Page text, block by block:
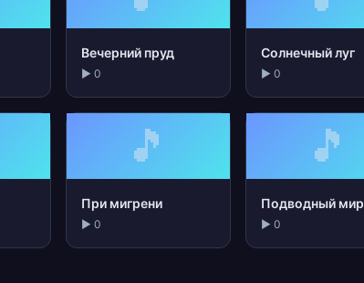
Вечерний пруд
▶ 0
Солнечный луг
▶ 0
🎵
При мигрени
▶ 0
🎵
Подводный мир
▶ 0